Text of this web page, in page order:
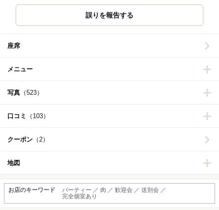
誤りを報告する
座席
メニュー
写真 （523）
口コミ （103）
クーポン （2）
地図
お店のキーワード
パーティー ／ 肉 ／ 歓迎会 ／ 送別会 ／
完全個室あり